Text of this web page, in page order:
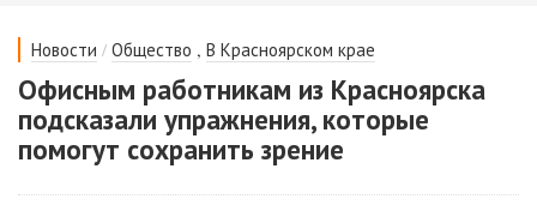
Новости / Общество , В Красноярском крае
Офисным работникам из Красноярска
подсказали упражнения, которые
помогут сохранить зрение